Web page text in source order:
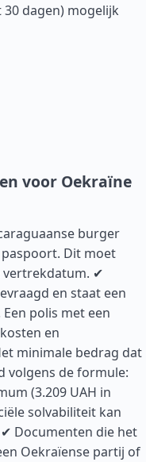
dagen) mogelijk
voor Oekraïne
burger
Dit moet
vertrekdatum. ✔
en staat een
polis met een
en
minimale bedrag dat
volgens de formule:
(3.209 UAH in
solvabiliteit kan
Documenten die het
Oekraïense partij of